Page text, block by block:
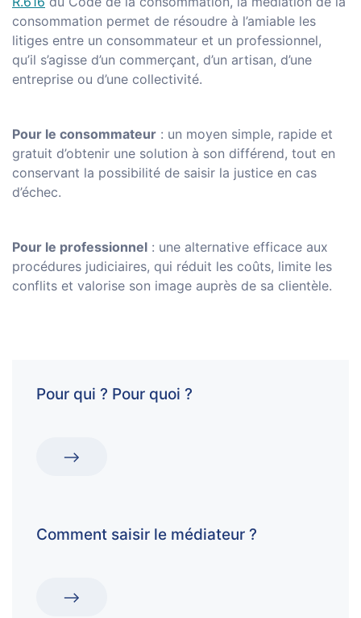
consommation permet de résoudre à l’amiable les
litiges entre un consommateur et un professionnel,
qu’il s’agisse d’un commerçant, d’un artisan, d’une
entreprise ou d’une collectivité.
Pour le consommateur : un moyen simple, rapide et
gratuit d’obtenir une solution à son différend, tout en
conservant la possibilité de saisir la justice en cas
d’échec.
Pour le professionnel : une alternative efficace aux
procédures judiciaires, qui réduit les coûts, limite les
conflits et valorise son image auprès de sa clientèle.
Pour qui ? Pour quoi ?
Comment saisir le médiateur ?